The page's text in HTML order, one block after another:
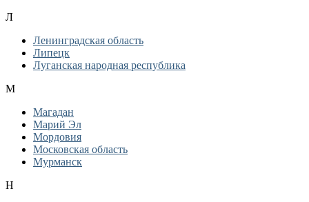
Л
Ленинградская область
Липецк
Луганская народная республика
М
Магадан
Марий Эл
Мордовия
Московская область
Мурманск
Н